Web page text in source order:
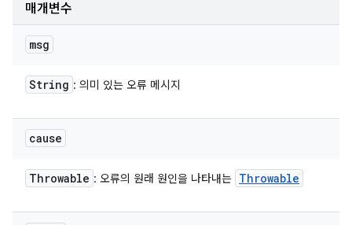
매개변수
msg
String : 의미 있는 오류 메시지
cause
Throwable : 오류의 원래 원인을 나타내는 Throwable